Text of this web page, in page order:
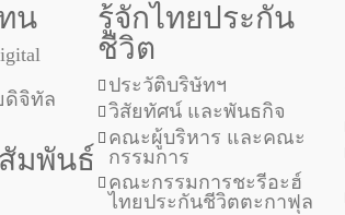
น
ดิจิทัล
มพันธ์
รู้จักไทยประกัน
ชีวิต
ประวัติบริษัทฯ
วิสัยทัศน์ และพันธกิจ
คณะผู้บริหาร และคณะ
กรรมการ
คณะกรรมการชะรีอะฮ์
ไทยประกันชีวิตตะกาฟุล